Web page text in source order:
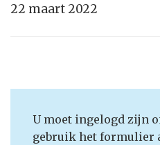
22 maart 2022
U moet ingelogd zijn
gebruik het formulier